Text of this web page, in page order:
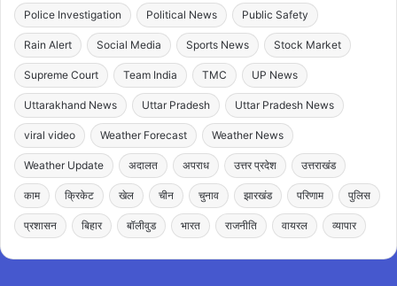
Police Investigation Political News Public Safety
Rain Alert Social Media Sports News Stock Market
Supreme Court Team India TMC UP News
Uttarakhand News Uttar Pradesh Uttar Pradesh News
viral video Weather Forecast Weather News
Weather Update अदालत अपराध उत्तर प्रदेश उत्तराखंड
काम क्रिकेट खेल चीन चुनाव झारखंड परिणाम पुलिस
प्रशासन बिहार बॉलीवुड भारत राजनीति वायरल व्यापार